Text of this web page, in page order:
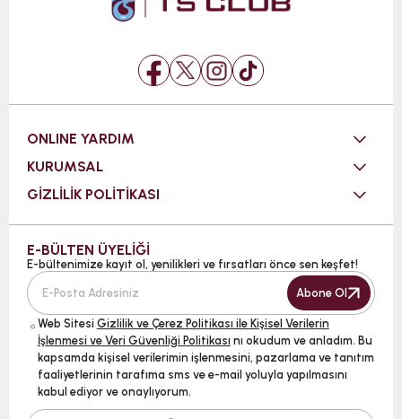
ONLINE YARDIM
KURUMSAL
GİZLİLİK POLİTİKASI
E-BÜLTEN ÜYELİĞİ
E-bültenimize kayıt ol, yenilikleri ve fırsatları önce sen keşfet!
Abone Ol
Web Sitesi Gizlilik ve Çerez Politikası ile Kişisel Verilerin
İşlenmesi ve Veri Güvenliği Politikası nı okudum ve anladım. Bu
kapsamda kişisel verilerimin işlenmesini, pazarlama ve tanıtım
faaliyetlerinin tarafıma sms ve e-mail yoluyla yapılmasını
kabul ediyor ve onaylıyorum.